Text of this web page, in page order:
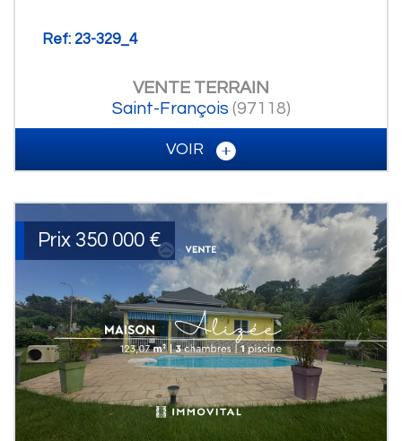
Ref: 23-329_4
VENTE TERRAIN
Saint-François (97118)
VOIR
Prix 350 000 €